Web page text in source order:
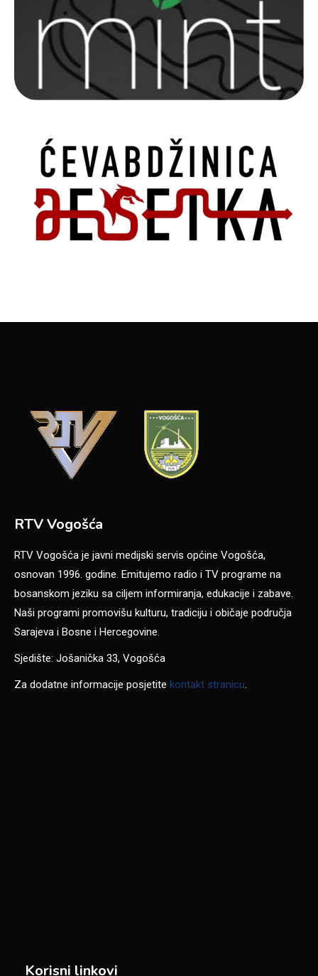
RTV Vogošća
RTV Vogošća je javni medijski servis općine Vogošća,
osnovan 1996. godine. Emitujemo radio i TV programe na
bosanskom jeziku sa ciljem informiranja, edukacije i zabave.
Naši programi promovišu kulturu, tradiciju i običaje područja
Sarajeva i Bosne i Hercegovine.
Sjedište: Jošanička 33, Vogošća
Za dodatne informacije posjetite kontakt stranicu.
Korisni linkovi